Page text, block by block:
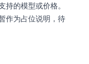
的模型或价格。
作为占位说明，待